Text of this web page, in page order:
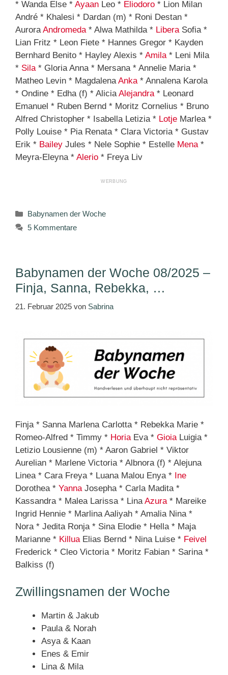
* Wanda Else * Ayaan Leo * Eliodoro * Lion Milan
André * Khalesi * Dardan (m) * Roni Destan *
Aurora Andromeda * Alwa Mathilda * Libera Sofia *
Lian Fritz * Leon Fiete * Hannes Gregor * Kayden
Bernhard Benito * Hayley Alexis * Amila * Leni Mila
* Sila * Gloria Anna * Mersana * Annelie Maria *
Matheo Levin * Magdalena Anka * Annalena Karola
* Ondine * Edha (f) * Alicia Alejandra * Leonard
Emanuel * Ruben Bernd * Moritz Cornelius * Bruno
Alfred Christopher * Isabella Letizia * Lotje Marlea *
Polly Louise * Pia Renata * Clara Victoria * Gustav
Erik * Bailey Jules * Nele Sophie * Estelle Mena *
Meyra-Eleyna * Alerio * Freya Liv
Kategorien
Babynamen der Woche
5 Kommentare
Babynamen der Woche 08/2025 –
Finja, Sanna, Rebekka, …
21. Februar 2025 von Sabrina
Finja * Sanna Marlena Carlotta * Rebekka Marie *
Romeo-Alfred * Timmy * Horia Eva * Gioia Luigia *
Letizio Lousienne (m) * Aaron Gabriel * Viktor
Aurelian * Marlene Victoria * Albnora (f) * Alejuna
Linea * Cara Freya * Luana Malou Enya * Ine
Dorothea * Yanna Josepha * Carla Madita *
Kassandra * Malea Larissa * Lina Azura * Mareike
Ingrid Hennie * Marlina Aaliyah * Amalia Nina *
Nora * Jedita Ronja * Sina Elodie * Hella * Maja
Marianne * Killua Elias Bernd * Nina Luise * Feivel
Frederick * Cleo Victoria * Moritz Fabian * Sarina *
Balkiss (f)
Zwillingsnamen der Woche
Martin & Jakub
Paula & Norah
Asya & Kaan
Enes & Emir
Lina & Mila